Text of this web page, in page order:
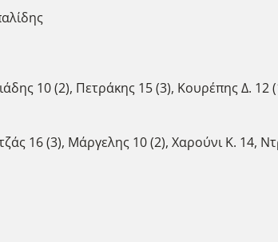
10 (2), Πετράκης 15 (3), Κουρέπης Δ. 12
16 (3), Μάργελης 10 (2), Χαρούνι Κ. 14,